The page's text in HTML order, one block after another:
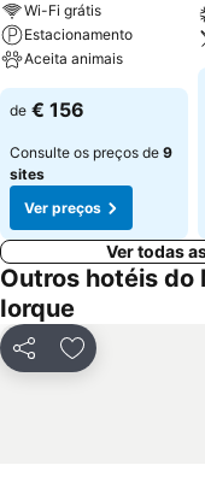
Wi-Fi grátis
Estacionamento
Aceita animais
de € 156
Consulte os preços de 9
sites
Ver preços
Ver todas
Outros hotéis do
Iorque
PartilharAdicionar aos